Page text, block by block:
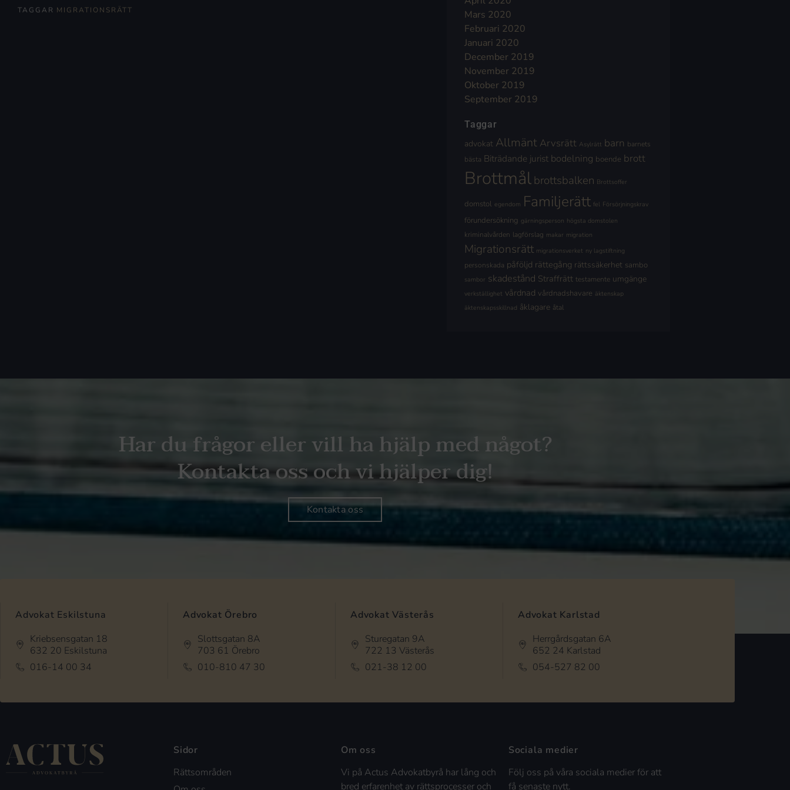
TAGGAR MIGRATIONSRÄTT
Mars 2020
Februari 2020
Januari 2020
December 2019
November 2019
Oktober 2019
September 2019
Taggar
advokat Allmänt Arvsrätt Asylrätt barn barnets
bästa Biträdande jurist bodelning boende brott
Brottmålbrottsbalken Brottsoffer
domstol egendom Familjerätt fel Försörjningskrav
förundersökning gärningsperson högsta domstolen
kriminalvården lagförslag makar migration
Migrationsrätt migrationsverket ny lagstiftning
personskada påföljd rättegång rättssäkerhet sambo
sambor skadestånd Straffrätt testamente umgänge
verkställighet vårdnad vårdnadshavare äktenskap
äktenskapsskillnad åklagare åtal
Har du frågor eller vill ha hjälp med något?
Kontakta oss och vi hjälper dig!
Kontakta oss
Advokat Eskilstuna
Kriebsensgatan 18
632 20 Eskilstuna
016-14 00 34
Advokat Örebro
Slottsgatan 8A
703 61 Örebro
010-810 47 30
Advokat Västerås
Sturegatan 9A
722 13 Västerås
021-38 12 00
Advokat Karlstad
Herrgårdsgatan 6A
652 24 Karlstad
054-527 82 00
Sidor
Rättsområden
Om oss
Vi på Actus Advokatbyrå har lång och
bred erfarenhet av rättsprocesser och
Sociala medier
Följ oss på våra sociala medier för att
få senaste nytt.